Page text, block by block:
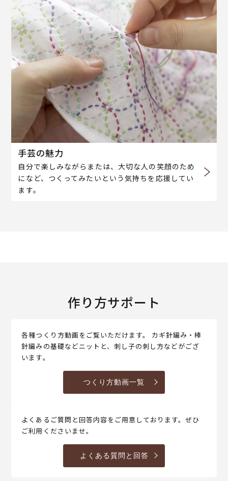
手芸の魅力
自分で楽しみながらまたは、大切な人の笑顔のため
になど、つくってみたいという気持ちを応援してい
ます。
作り方サポート
各種つくり方動画をご覧いただけます。 カギ針編み・棒
針編みの基礎などニットと、刺し子の刺し方などがござ
います。
つくり方動画一覧
よくあるご質問と回答内容をご用意しております。ぜひ
ご利用くださいませ。
よくある質問と回答